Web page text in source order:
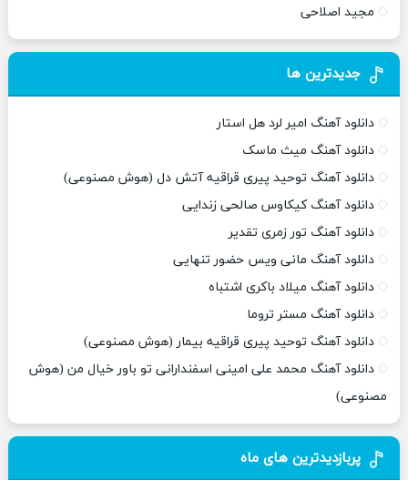
مجید اصلاحی
جدیدترین ها
دانلود آهنگ امیر لرد هل استار
دانلود آهنگ میث ماسک
دانلود آهنگ توحید پیری قراقیه آتش دل (هوش مصنوعی)
دانلود آهنگ کیکاوس صالحی زندایی
دانلود آهنگ تور زمری تقدیر
دانلود آهنگ مانی ویس حضور تنهایی
دانلود آهنگ میلاد باکری اشتباه
دانلود آهنگ مستر تروما
دانلود آهنگ توحید پیری قراقیه بیمار (هوش مصنوعی)
دانلود آهنگ محمد علی امینی اسفندارانی تو باور خیال من (هوش
مصنوعی)
پربازدیدترین های ماه